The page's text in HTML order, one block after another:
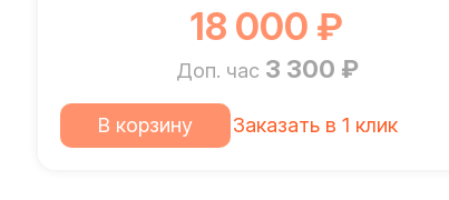
18 000 ₽
Доп. час 3 300 ₽
В корзину Заказать в 1 клик